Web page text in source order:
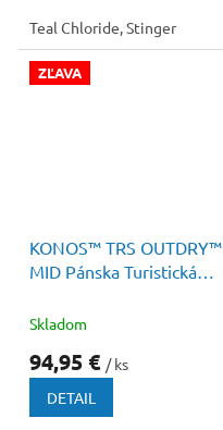
systém Omni-Max™...
Teal Chloride, Stinger
ZĽAVA
KONOS™ TRS OUTDRY™
MID Pánska Turistická
Skladom
94,95 € / ks
DETAIL